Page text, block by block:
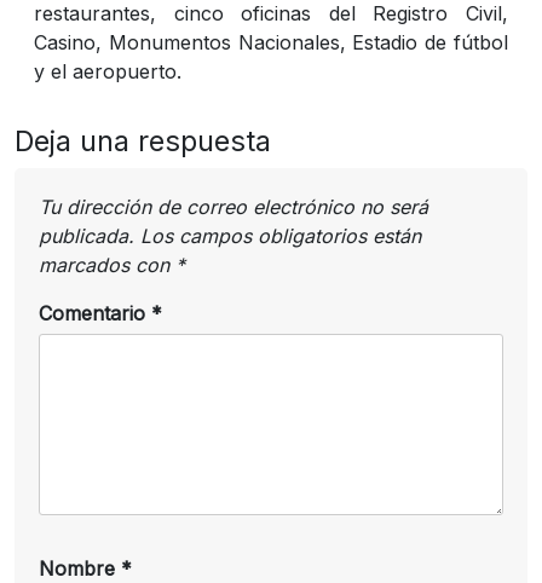
restaurantes, cinco oficinas del Registro Civil,
Casino, Monumentos Nacionales, Estadio de fútbol
y el aeropuerto.
Deja una respuesta
Tu dirección de correo electrónico no será
publicada. Los campos obligatorios están
marcados con *
Comentario *
Nombre *